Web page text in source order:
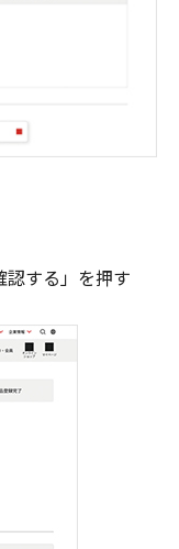
する」を押す